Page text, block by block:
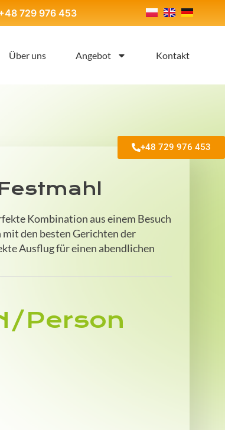
729 976 453
Über uns Angebot Kontakt
+48 729 976 453
Kombination aus einem Besuch
mit den besten Gerichten der
Ausflug für einen abendlichen
Person